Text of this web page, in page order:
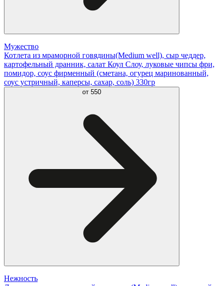
Мужество
Котлета из мраморной говядины(Medium well), сыр чеддер,
картофельный дранник, салат Коул Слоу, луковые чипсы фри,
помидор, соус фирменный (сметана, огурец маринованный,
соус устричный, каперсы, сахар, соль) 330гр
от 550
Нежность